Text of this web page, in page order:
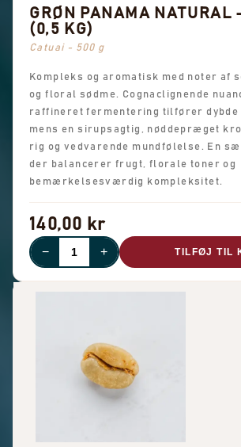
GRØN PANAMA NATURAL
(0,5 KG)
Catuai - 500 g
Kompleks og aromatisk med noter af
og floral sødme. Cognaclignende
raffineret fermentering tilfører dybde
mens en sirupsagtig, nøddepræget
rig og vedvarende mundfølelse. En
der balancerer frugt, florale toner og
bemærkelsesværdig kompleksitet.
140,00 kr
− + TILFØJ TIL